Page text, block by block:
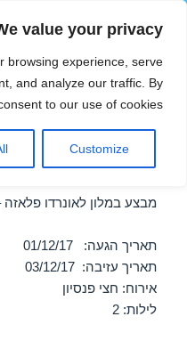
value your privacy
browsing experience, serve
and analyze our traffic. By
to our use of cookies.
Customize
הוטצימר
חופשה במלון
אילת 01/12/2017
מבצע במלון לאונרדו
תאריך הגעה: 01/12/17
תאריך עזיבה: 03/12/17
אירוח: חצי פנסיון
לילות: 2